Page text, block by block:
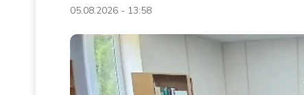
05.08.2026 - 13:58